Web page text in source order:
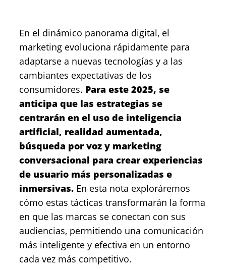
En el dinámico panorama digital, el
marketing evoluciona rápidamente para
adaptarse a nuevas tecnologías y a las
cambiantes expectativas de los
consumidores. Para este 2025, se
anticipa que las estrategias se
centrarán en el uso de inteligencia
artificial, realidad aumentada,
búsqueda por voz y marketing
conversacional para crear experiencias
de usuario más personalizadas e
inmersivas. En esta nota exploráremos
cómo estas tácticas transformarán la forma
en que las marcas se conectan con sus
audiencias, permitiendo una comunicación
más inteligente y efectiva en un entorno
cada vez más competitivo.